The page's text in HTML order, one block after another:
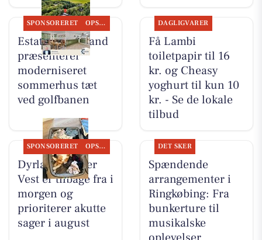
SPONSORERET OPSLAGSTAVLEN
Estate Vestjylland
præsenterer
moderniseret
sommerhus tæt
ved golfbanen
DAGLIGVARER
Få Lambi
toiletpapir til 16
kr. og Cheasy
yoghurt til kun 10
kr. - Se de lokale
tilbud
SPONSORERET OPSLAGSTAVLEN
Dyrlæge Center
Vest er tilbage fra i
morgen og
prioriterer akutte
sager i august
DET SKER
Spændende
arrangementer i
Ringkøbing: Fra
bunkerture til
musikalske